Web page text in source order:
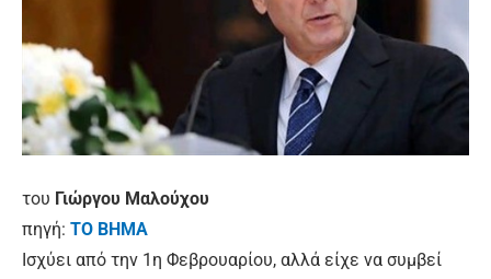
του Γιώργου Μαλούχου
πηγή: ΤΟ ΒΗΜΑ
Ισχύει από την 1η Φεβρουαρίου, αλλά είχε να συμβεί